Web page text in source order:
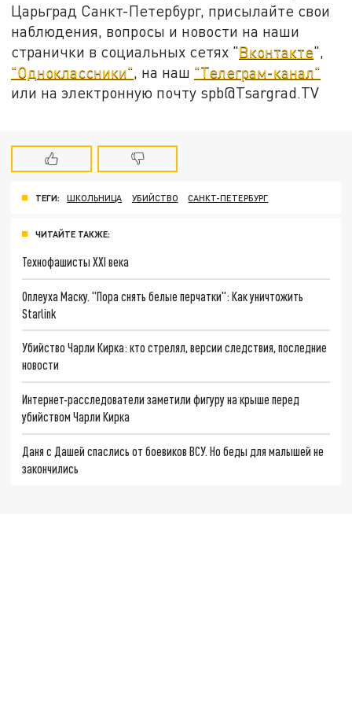
Царьград Санкт-Петербург, присылайте свои
наблюдения, вопросы и новости на наши
странички в социальных сетях "Вконтакте",
"Одноклассники" , на наш "Телеграм-канал"
или на электронную почту spb@Tsargrad.TV
ТЕГИ: ШКОЛЬНИЦА УБИЙСТВО САНКТ-ПЕТЕРБУРГ
ЧИТАЙТЕ ТАКЖЕ:
Технофашисты XXI века
Оплеуха Маску. "Пора снять белые перчатки": Как уничтожить
Starlink
Убийство Чарли Кирка: кто стрелял, версии следствия, последние
новости
Интернет-расследователи заметили фигуру на крыше перед
убийством Чарли Кирка
Даня с Дашей спаслись от боевиков ВСУ. Но беды для малышей не
закончились